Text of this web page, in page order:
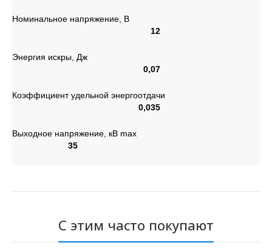
Номинальное напряжение, В
12
Энергия искры, Дж
0,07
Коэффициент удельной энергоотдачи
0,035
Выходное напряжение, кВ max
35
С этим часто покупают